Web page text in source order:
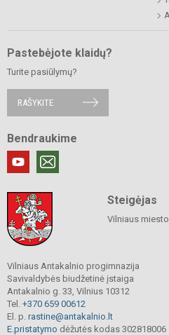
Pastebėjote klaidų?
Turite pasiūlymų?
RAŠYKITE
Bendraukime
Steigėjas
Vilniaus
Vilniaus Antakalnio progimnazija
Savivaldybės biudžetinė įstaiga
Antakalnio g. 33, Vilnius 10312
Tel. +370 659 00612
El. p. rastine@antakalnio.lt
E.pristatymo dėžutės kodas 302818006